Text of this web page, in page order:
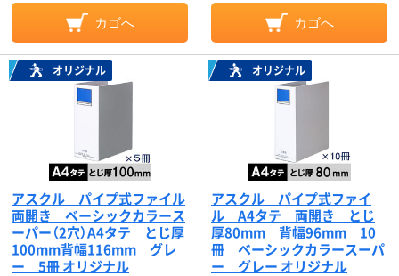
カゴへ カゴへ
オリジナル
アスクル パイプ式ファイル
両開き ベーシックカラース
ーパー（2穴）A4タテ とじ厚
100mm背幅116mm グレ
ー 5冊 オリジナル
オリジナル
アスクル パイプ式ファイ
ル A4タテ 両開き とじ
厚80mm 背幅96mm 10
冊 ベーシックカラースーパ
ー グレー オリジナル